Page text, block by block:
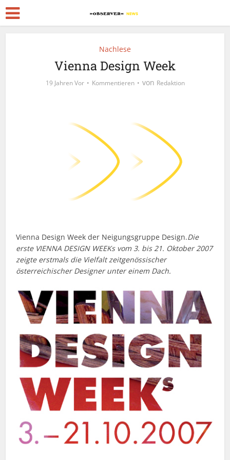
Nachlese
Vienna Design Week
19 Jahren Vor Kommentieren von Redaktion
Vienna Design Week der Neigungsgruppe Design.Die
erste VIENNA DESIGN WEEKs vom 3. bis 21. Oktober 2007
zeigte erstmals die Vielfalt zeitgenössischer
österreichischer Designer unter einem Dach.